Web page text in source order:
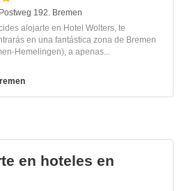
192. Bremen
alojarte en Hotel Wolters, te
en una fantástica zona de Bremen
Hemelingen), a apenas...
en hoteles en